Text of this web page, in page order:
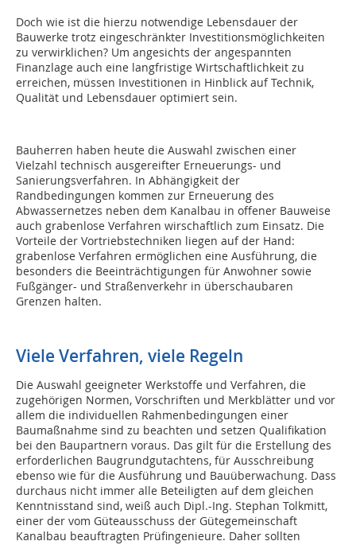
Doch wie ist die hierzu notwendige Lebensdauer der
Bauwerke trotz eingeschränkter Investitionsmöglichkeiten
zu verwirklichen? Um angesichts der angespannten
Finanzlage auch eine langfristige Wirtschaftlichkeit zu
erreichen, müssen Investitionen in Hinblick auf Technik,
Qualität und Lebensdauer optimiert sein.
Bauherren haben heute die Auswahl zwischen einer
Vielzahl technisch ausgereifter Erneuerungs- und
Sanierungsverfahren. In Abhängigkeit der
Randbedingungen kommen zur Erneuerung des
Abwassernetzes neben dem Kanalbau in offener Bauweise
auch grabenlose Verfahren wirschaftlich zum Einsatz. Die
Vorteile der Vortriebstechniken liegen auf der Hand:
grabenlose Verfahren ermöglichen eine Ausführung, die
besonders die Beeinträchtigungen für Anwohner sowie
Fußgänger- und Straßenverkehr in überschaubaren
Grenzen halten.
Viele Verfahren, viele Regeln
Die Auswahl geeigneter Werkstoffe und Verfahren, die
zugehörigen Normen, Vorschriften und Merkblätter und vor
allem die individuellen Rahmenbedingungen einer
Baumaßnahme sind zu beachten und setzen Qualifikation
bei den Baupartnern voraus. Das gilt für die Erstellung des
erforderlichen Baugrundgutachtens, für Ausschreibung
ebenso wie für die Ausführung und Bauüberwachung. Dass
durchaus nicht immer alle Beteiligten auf dem gleichen
Kenntnisstand sind, weiß auch Dipl.-Ing. Stephan Tolkmitt,
einer der vom Güteausschuss der Gütegemeinschaft
Kanalbau beauftragten Prüfingenieure. Daher sollten